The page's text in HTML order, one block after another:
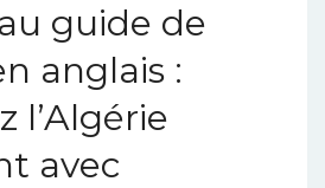
guide de
anglais :
l’Algérie
avec